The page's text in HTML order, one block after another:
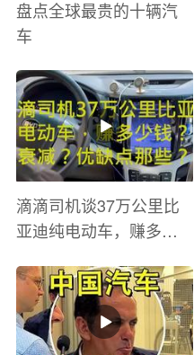
盘点全球最贵的十辆汽
车
滴滴司机谈37万公里比
亚迪纯电动车，赚多少
有哪些？